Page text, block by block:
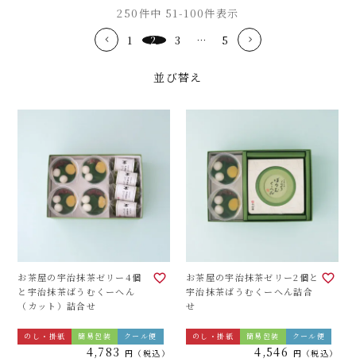
並び替え
250件中 51-100件表示
1 2 3 … 5
お茶屋の宇治抹茶ゼリー4個
と宇治抹茶ばうむくーへん
（カット）詰合せ
のし・掛紙 簡易包装 クール便
4,783 税込
お茶屋の宇治抹茶ゼリー2個と
宇治抹茶ばうむくーへん詰合
せ
のし・掛紙 簡易包装 クール便
4,546 税込